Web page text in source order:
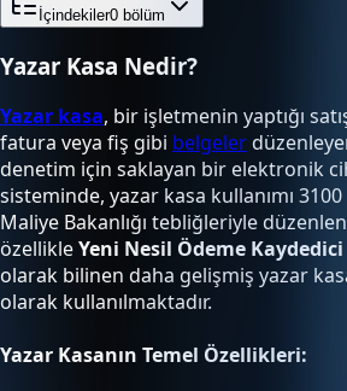
İçindekiler0 bölüm
Yazar Kasa Nedir?
Yazar kasa, bir işletmenin yaptığı
fatura veya fiş gibi belgeler
denetim için saklayan bir elektronik
sisteminde, yazar kasa kullanımı 3100
Maliye Bakanlığı tebliğleriyle
özellikleYeni Nesil Ödeme
olarak bilinen daha gelişmiş yazar
olarak kullanılmaktadır.
Yazar Kasanın Temel Özellikleri: